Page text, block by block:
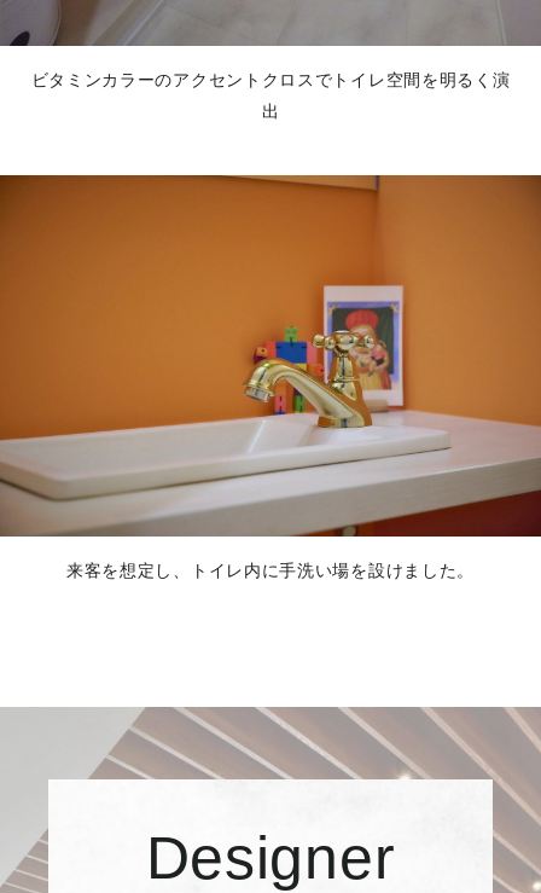
ビタミンカラーのアクセントクロスでトイレ空間を明るく演
出
来客を想定し、トイレ内に手洗い場を設けました。
Designer